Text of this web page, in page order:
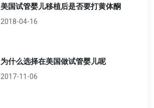
美国试管婴儿移植后是否要打黄体酮
2018-04-16
为什么选择在美国做试管婴儿呢
2017-11-06